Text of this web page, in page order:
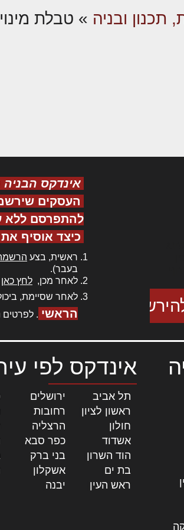
תכנון ובניה » טבלת
אינדקס
העסקים
להתפרסם ללא
כיצד אוסיף
ראשית, בצע
בעבר).
לאחר מכן, לחץ כאן
לאחר שסיימת,
הראשי . לפרטים
אינדקס לפי
תל אביב ירושלים
ראשון לציון
רחובות|
חולון
הרצליה
אשדוד
כפר סבא|
הוד השרון
בני ברק
בת ים
אשקלון
ראש העין
יבנה